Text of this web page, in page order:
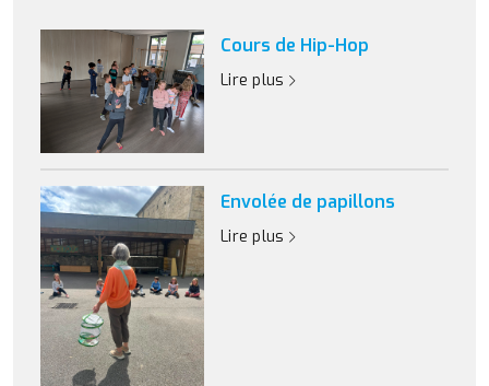
Cours de Hip-Hop
Lire plus
Envolée de papillons
Lire plus